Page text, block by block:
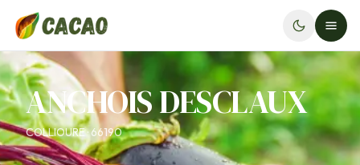
ANCHOIS DESCLAUX
COLLIOURE · 66190